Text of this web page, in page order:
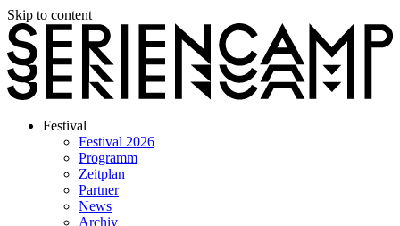
Skip to content
Festival
Festival 2026
Programm
Zeitplan
Partner
News
Archiv